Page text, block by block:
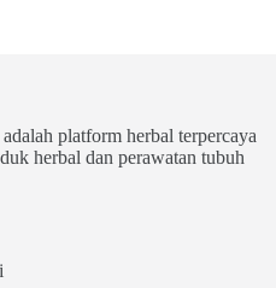
platform herbal terpercaya
herbal dan perawatan tubuh